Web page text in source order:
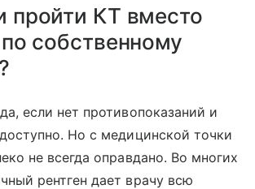
пройти КТ вместо
собственному
если нет противопоказаний и
Но с медицинской точки
не всегда оправдано. Во многих
рентген дает врачу всю